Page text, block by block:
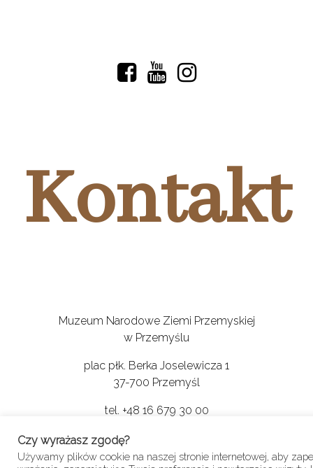
Kontakt
Muzeum Narodowe Ziemi Przemyskiej
w Przemyślu
plac płk. Berka Joselewicza 1
37-700 Przemyśl
tel. +48 16 679 30 00
e-mail: sekretariat@mnzp.pl
Czy wyrażasz zgodę?
Używamy plików cookie na naszej stronie internetowej, aby